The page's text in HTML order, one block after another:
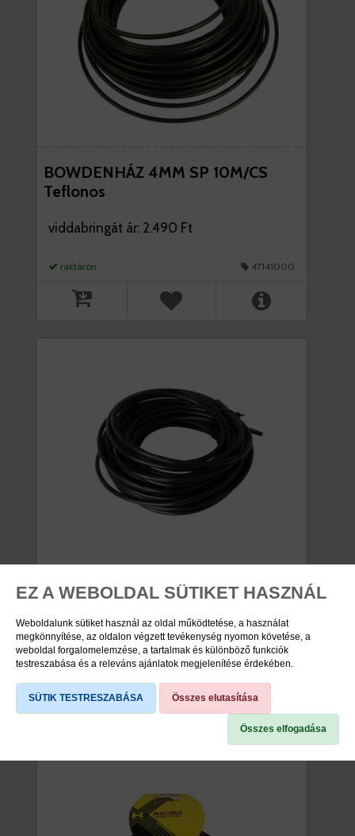
EZ A WEBOLDAL SÜTIKET HASZNÁL
Weboldalunk sütiket használ az oldal működtetése, a használat
megkönnyítése, az oldalon végzett tevékenység nyomon követése, a
weboldal forgalomelemzése, a tartalmak és különböző funkciók
testreszabása és a releváns ajánlatok megjelenítése érdekében.
SÜTIK TESTRESZABÁSA Összes elutasítása
Összes elfogadása
BOWDENHÁZ 4MM SP 10M/CS
Teflonos
viddabringát ár: 2.490 Ft
raktáron 47141000
BOWDENHÁZ TEFLONOS 4MM
SPIRÁL
viddabringát ár: 1.730 Ft
raktáron 47110100